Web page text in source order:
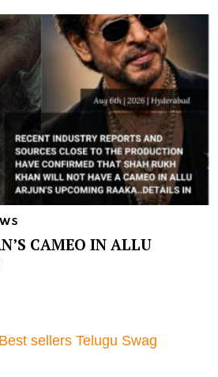
CAMEO IN ALLU
sellers Telugu Swag